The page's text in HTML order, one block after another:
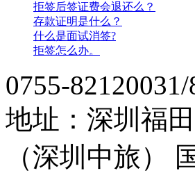
拒签后签证费会退还么？
存款证明是什么？
什么是面试消签?
拒签怎么办。
0755-
地址：深圳福
（深圳中旅）